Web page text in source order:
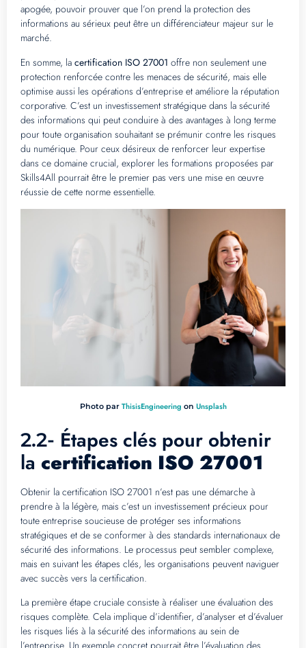
apogée, pouvoir prouver que l’on prend la protection des
informations au sérieux peut être un différenciateur majeur sur le
marché.
En somme, la certification ISO 27001 offre non seulement une
protection renforcée contre les menaces de sécurité, mais elle
optimise aussi les opérations d’entreprise et améliore la réputation
corporative. C’est un investissement stratégique dans la sécurité
des informations qui peut conduire à des avantages à long terme
pour toute organisation souhaitant se prémunir contre les risques
du numérique. Pour ceux désireux de renforcer leur expertise
dans ce domaine crucial, explorer les formations proposées par
Skills4All pourrait être le premier pas vers une mise en œuvre
réussie de cette norme essentielle.
Photo par ThisisEngineering on Unsplash
2.2- Étapes clés pour obtenir
la certification ISO 27001
Obtenir la certification ISO 27001 n’est pas une démarche à
prendre à la légère, mais c’est un investissement précieux pour
toute entreprise soucieuse de protéger ses informations
stratégiques et de se conformer à des standards internationaux de
sécurité des informations. Le processus peut sembler complexe,
mais en suivant les étapes clés, les organisations peuvent naviguer
avec succès vers la certification.
La première étape cruciale consiste à réaliser une évaluation des
risques complète. Cela implique d’identifier, d’analyser et d’évaluer
les risques liés à la sécurité des informations au sein de
l’entreprise. Un exemple concret pourrait être l’évaluation des